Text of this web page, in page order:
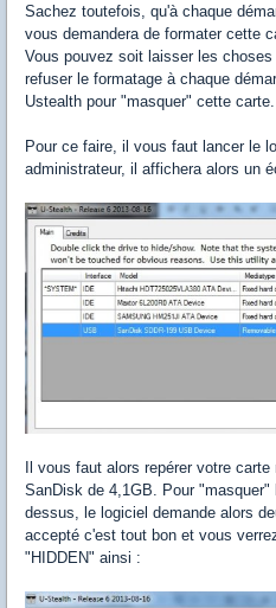
Sachez toutefois, qu'à chaque
vous demandera de formater cette
Vous pouvez soit laisser les
refuser le formatage à chaque
Ustealth pour "masquer" cette carte.
Pour ce faire, il vous faut lancer le
administrateur, il affichera alors un
Il vous faut alors repérer votre
SanDisk de 4,1GB. Pour
dessus, le logiciel demande alors
accepté c'est tout bon et vous
"HIDDEN" ainsi :